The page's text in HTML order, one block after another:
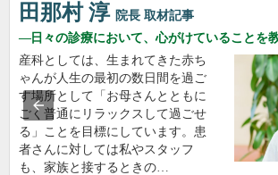
田那村 淳 院長 取材記事
日々の診療において、心がけていることを
産科としては、生まれてきた赤ち
ゃんが人生の最初の数日間を過ご
す場所として「お母さんとともに
ごく普通にリラックスして過ごせ
る」ことを目標にしています。患
者さんに対しては私やスタッフ
も、家族と接するときの…